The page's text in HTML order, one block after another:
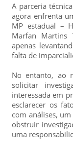
A parceria
agora enfrenta
MP estadual –
Marfan Martins
apenas
falta de
No entanto, ao
solicitar
interessada em
esclarecer os
com análises,
obstruir
uma